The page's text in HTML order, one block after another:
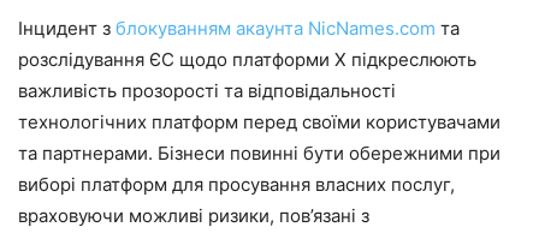
Інцидент з блокуванням акаунта NicNames.сom та
розслідування ЄС щодо платформи X підкреслюють
важливість прозорості та відповідальності
технологічних платформ перед своїми користувачами
та партнерами. Бізнеси повинні бути обережними при
виборі платформ для просування власних послуг,
враховуючи можливі ризики, пов’язані з